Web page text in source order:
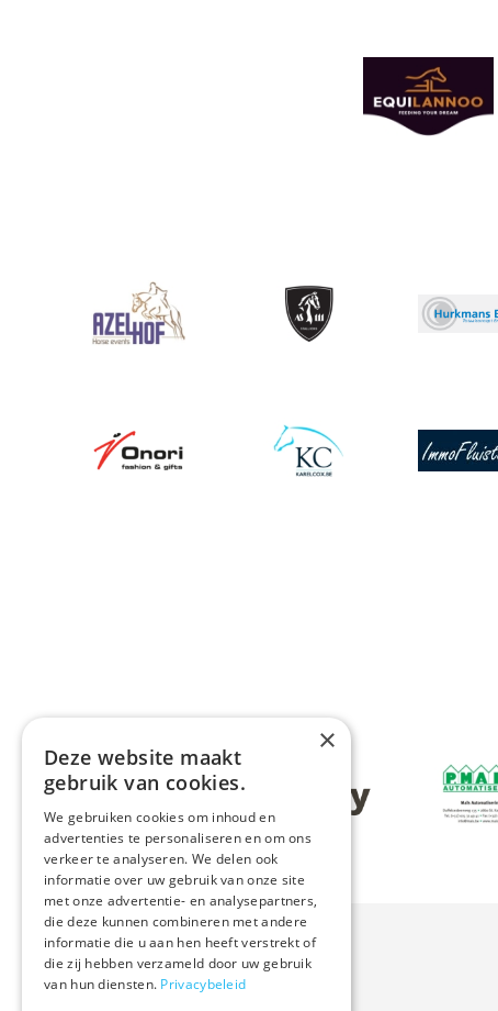
Afbeelding
Afbeelding Afbeelding
Afbeelding
Afbeelding Afbeelding Afbeelding
Afbeelding
Afbeelding
×
Deze website maakt
gebruik van cookies.
We gebruiken cookies om inhoud en
advertenties te personaliseren en om ons
verkeer te analyseren. We delen ook
informatie over uw gebruik van onze site
met onze advertentie- en analysepartners,
die deze kunnen combineren met andere
informatie die u aan hen heeft verstrekt of
die zij hebben verzameld door uw gebruik
van hun diensten. Privacybeleid